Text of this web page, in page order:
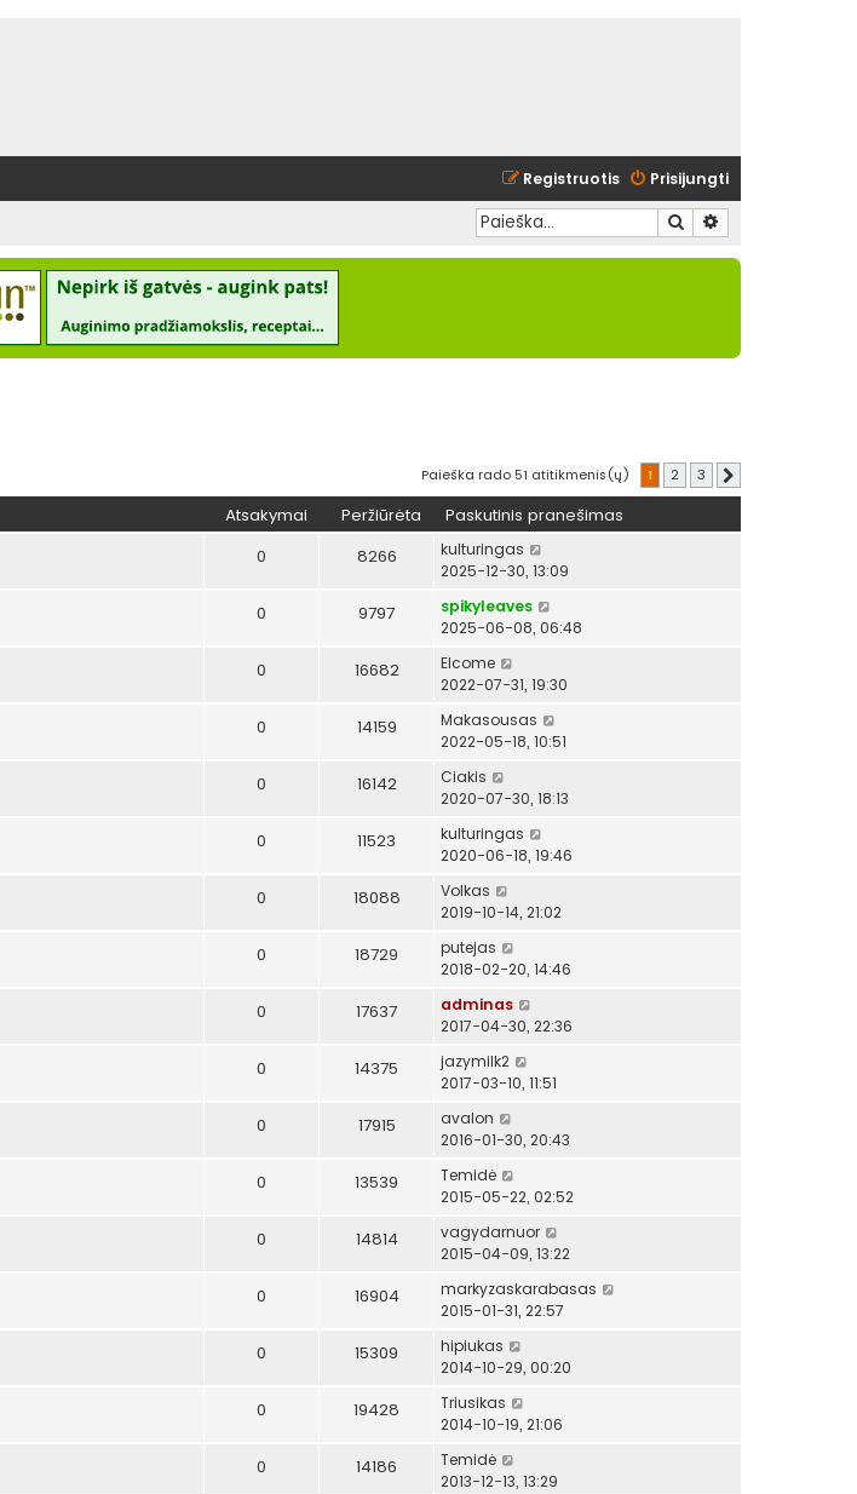
Prisijungti
Registruotis
Ieškoti
Paieška rado 51 atitikmenis(ų) 1 2 3
Atsakymai Peržiūrėta Paskutinis pranešimas
0 8266
kulturingas
2025-12-30, 13:09
0 9797
spikyleaves
2025-06-08, 06:48
0 16682
Elcome
2022-07-31, 19:30
0 14159
Makasousas
2022-05-18, 10:51
0 16142
Ciakis
2020-07-30, 18:13
0 11523
kulturingas
2020-06-18, 19:46
0 18088
Volkas
2019-10-14, 21:02
0 18729
putejas
2018-02-20, 14:46
0 17637
adminas
2017-04-30, 22:36
0 14375
jazymilk2
2017-03-10, 11:51
0 17915
avalon
2016-01-30, 20:43
0 13539
Temidė
2015-05-22, 02:52
0 14814
vagydarnuor
2015-04-09, 13:22
0 16904
markyzaskarabasas
2015-01-31, 22:57
0 15309
hipiukas
2014-10-29, 00:20
0 19428
Triusikas
2014-10-19, 21:06
0 14186
Temidė
2013-12-13, 13:29